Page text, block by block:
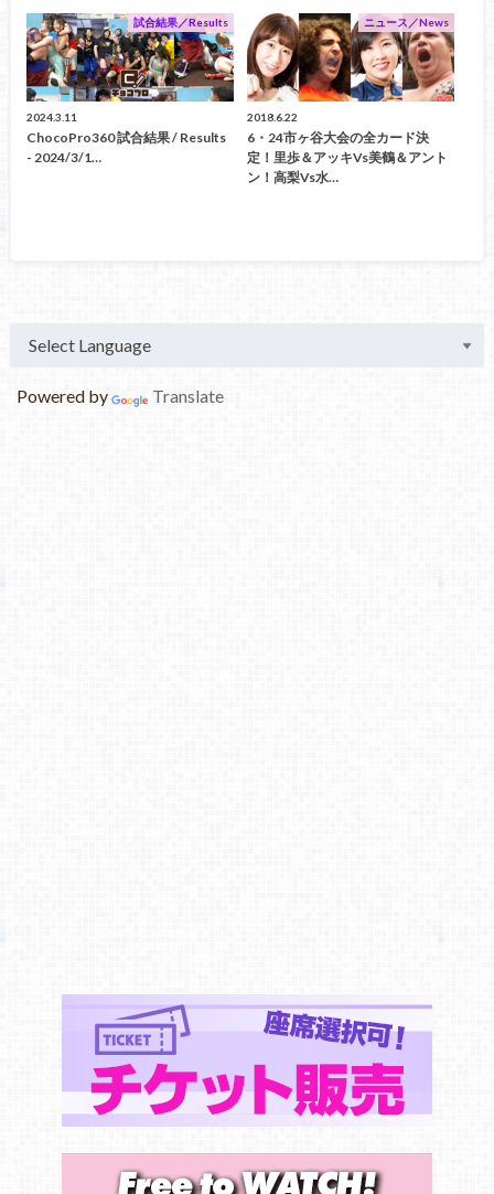
試合結果／Results
2024.3.11
ChocoPro360 試合結果 / Results
- 2024/3/1…
ニュース／News
2018.6.22
6・24市ヶ谷大会の全カード決
定！里歩＆アッキvs美鶴＆アント
ン！高梨vs水…
Powered by Translate